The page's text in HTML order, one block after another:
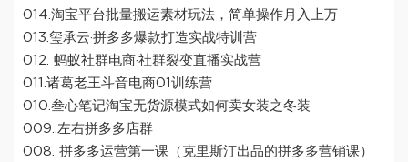
014.淘宝平台批量搬运素材玩法，简单操作月入上万
013.玺承云·拼多多爆款打造实战特训营
012. 蚂蚁社群电商·社群裂变直播实战营
011.诸葛老王斗音电商01训练营
010.叁心笔记淘宝无货源模式如何卖女装之冬装
009..左右拼多多店群
008. 拼多多运营第一课（克里斯汀出品的拼多多营销课）